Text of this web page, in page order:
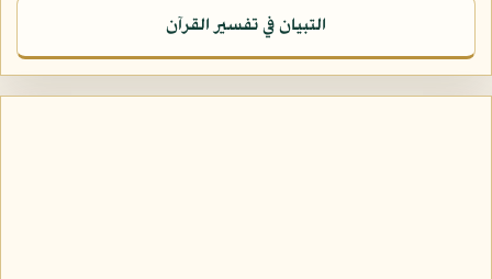
التبيان في تفسير القرآن